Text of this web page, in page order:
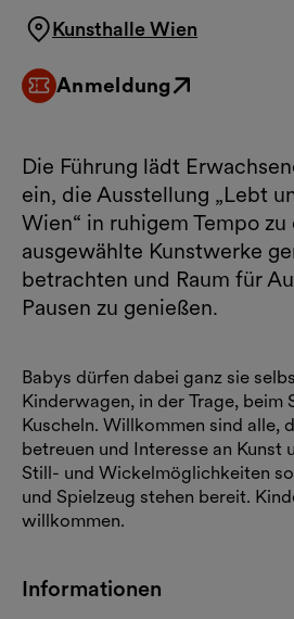
Kunsthalle Wien
Anmeldung
Externer Link
Die Führung lädt
ein, die Ausstellung „Lebt
Wien“ in ruhigem Tempo zu
ausgewählte Kunstwerke
betrachten und Raum für
Pausen zu genießen.
Babys dürfen dabei ganz sie
Kinderwagen, in der Trage, beim
Kuscheln. Willkommen sind alle,
betreuen und Interesse an Kunst
Still- und Wickelmöglichkeiten
und Spielzeug stehen bereit.
willkommen.
Informationen